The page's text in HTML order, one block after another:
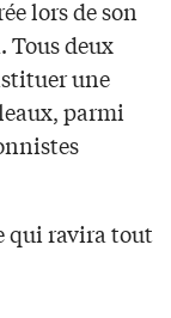
lors de son
Tous deux
une
parmi
qui ravira tout